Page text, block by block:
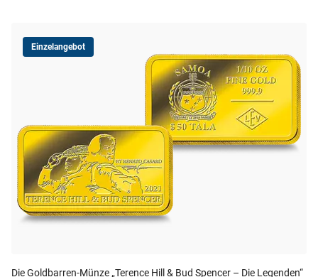
Einzelangebot
Die Goldbarren-Münze „Terence Hill & Bud Spencer – Die Legenden“